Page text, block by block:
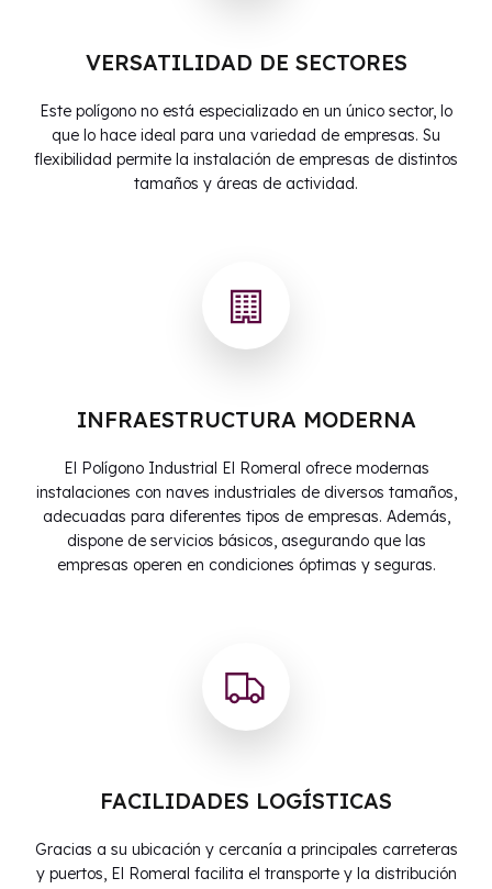
VERSATILIDAD DE SECTORES
Este polígono no está especializado en un único sector, lo
que lo hace ideal para una variedad de empresas. Su
flexibilidad permite la instalación de empresas de distintos
tamaños y áreas de actividad.
INFRAESTRUCTURA MODERNA
El Polígono Industrial El Romeral ofrece modernas
instalaciones con naves industriales de diversos tamaños,
adecuadas para diferentes tipos de empresas. Además,
dispone de servicios básicos, asegurando que las
empresas operen en condiciones óptimas y seguras.
FACILIDADES LOGÍSTICAS
Gracias a su ubicación y cercanía a principales carreteras
y puertos, El Romeral facilita el transporte y la distribución